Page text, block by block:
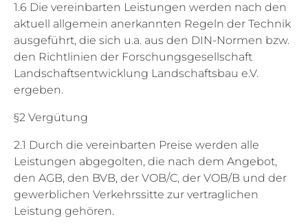
1.6 Die vereinbarten Leistungen werden nach den
aktuell allgemein anerkannten Regeln der Technik
ausgeführt, die sich u.a. aus den DIN-Normen bzw.
den Richtlinien der Forschungsgesellschaft
Landschaftsentwicklung Landschaftsbau e.V.
ergeben.
§2 Vergütung
2.1 Durch die vereinbarten Preise werden alle
Leistungen abgegolten, die nach dem Angebot,
den AGB, den BVB, der VOB/C, der VOB/B und der
gewerblichen Verkehrssitte zur vertraglichen
Leistung gehören.